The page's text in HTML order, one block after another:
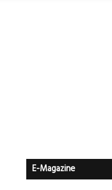
E-Magazine